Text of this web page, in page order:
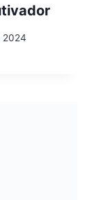
2024